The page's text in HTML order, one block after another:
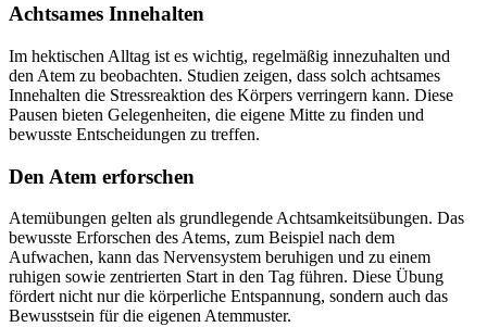
Achtsames Innehalten
Im hektischen Alltag ist es wichtig, regelmäßig innezuhalten und
den Atem zu beobachten. Studien zeigen, dass solch achtsames
Innehalten die Stressreaktion des Körpers verringern kann. Diese
Pausen bieten Gelegenheiten, die eigene Mitte zu finden und
bewusste Entscheidungen zu treffen.
Den Atem erforschen
Atemübungen gelten als grundlegende Achtsamkeitsübungen. Das
bewusste Erforschen des Atems, zum Beispiel nach dem
Aufwachen, kann das Nervensystem beruhigen und zu einem
ruhigen sowie zentrierten Start in den Tag führen. Diese Übung
fördert nicht nur die körperliche Entspannung, sondern auch das
Bewusstsein für die eigenen Atemmuster.